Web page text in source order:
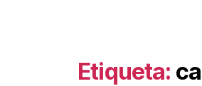
Etiqueta: